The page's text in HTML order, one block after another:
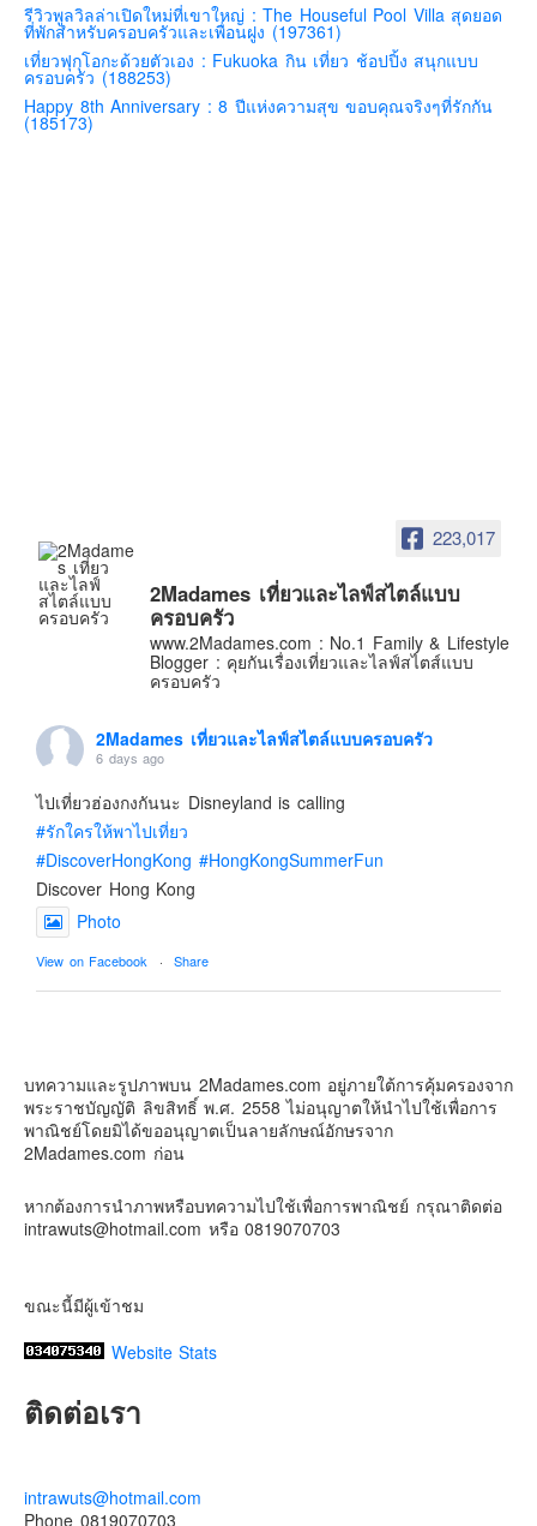
คิวชู – ฟุกุโอกะ ซางะ เปปปุ ยุฟุอิน นางาซากิ
ฟูจิ
ฮอกไกโด
เอเชีย
ไต้หวัน
ฟิลิปปินส์
อเมริกา
ร้านอร่อย
บทความครอบครัว
Beauty Review
รีวิวสายการบิน
Products & Applications
รีวิวพูลวิลล่าเปิดใหม่ที่เขาใหญ่ : The Houseful Pool Villa สุดยอด
ที่พักสำหรับครอบครัวและเพื่อนฝูง (197361)
เที่ยวฟุกุโอกะด้วยตัวเอง : Fukuoka กิน เที่ยว ช้อปปิ้ง สนุกแบบ
ครอบครัว (188253)
Happy 8th Anniversary : 8 ปีแห่งความสุข ขอบคุณจริงๆที่รักกัน
(185173)
223,017
2Madames เที่ยวและไลฟ์สไตล์แบบ
ครอบครัว
www.2Madames.com : No.1 Family & Lifestyle
Blogger : คุยกันเรื่องเที่ยวและไลฟ์สไตส์แบบ
ครอบครัว
2Madames เที่ยวและไลฟ์สไตล์แบบครอบครัว
6 days ago
ไปเที่ยวฮ่องกงกันนะ Disneyland is calling
#รักใครให้พาไปเที่ยว
#DiscoverHongKong #HongKongSummerFun
Discover Hong Kong
Photo
View on Facebook · Share
เตรียมไว้หนวด ถอยปืนลูกซอง
#น้องเกรซ #ลูกสาวเราเป็นสาวแล้ว
Photo
บทความและรูปภาพบน 2Madames.com อยู่ภายใต้การคุ้มครองจาก
พระราชบัญญัติ ลิขสิทธิ์ พ.ศ. 2558 ไม่อนุญาตให้นำไปใช้เพื่อการ
พาณิชย์โดยมิได้ขออนุญาตเป็นลายลักษณ์อักษรจาก
2Madames.com ก่อน
หากต้องการนำภาพหรือบทความไปใช้เพื่อการพาณิชย์ กรุณาติดต่อ
intrawuts@hotmail.com หรือ 0819070703
ขณะนี้มีผู้เข้าชม
Website Stats
ติดต่อเรา
intrawuts@hotmail.com
Phone 0819070703